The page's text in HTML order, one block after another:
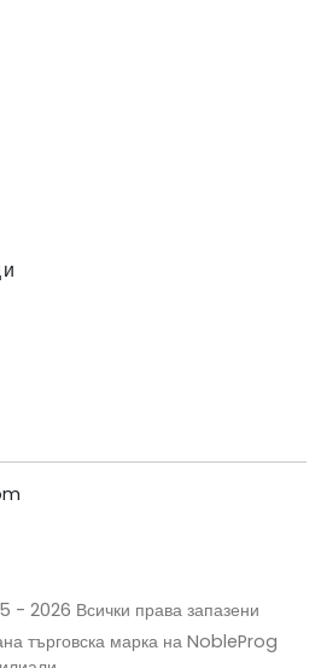
- 2026 Всички права запазени
търговска марка на NobleProg